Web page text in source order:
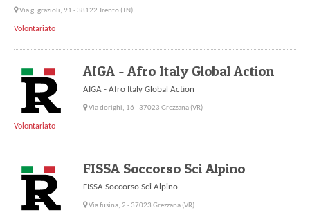
Via g. grazioli, 91 - 38122 Trento (TN)
Volontariato
AIGA - Afro Italy Global Action
AIGA - Afro Italy Global Action
Via dorighi, 16 - 37023 Grezzana (VR)
Volontariato
FISSA Soccorso Sci Alpino
FISSA Soccorso Sci Alpino
Via fusina, 2 - 37023 Grezzana (VR)